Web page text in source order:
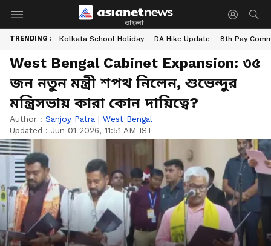
বাংলা
TRENDING : Kolkata School Holiday DA Hike Update 8th Pay
West Bengal Cabinet Expansion: ৩৫
জন নতুন মন্ত্রী শপথ নিলেন, শুভেন্দুর
মন্ত্রিসভায় কারা কোন দায়িত্বে?
Author : Sanjoy Patra | West Bengal
Updated : Jun 01 2026, 11:51 AM IST